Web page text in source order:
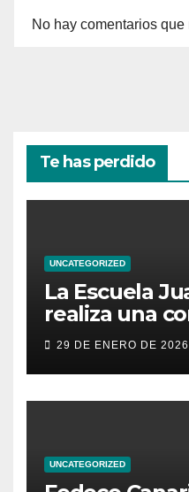
No hay comentarios que
Te has perdido
UNCATEGORIZED
La Escuela
realiza una
becas para
29 DE ENERO DE 2026
UNCATEGORIZED